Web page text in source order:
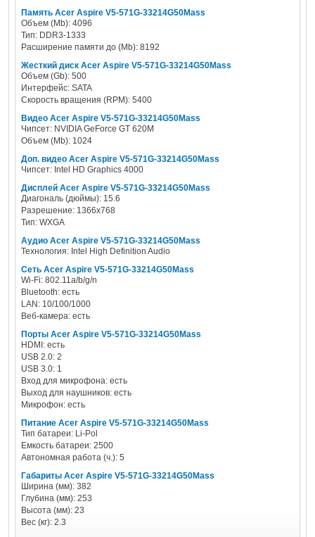
Память Acer Aspire V5-571G-33214G50Mass
Объем (Mb): 4096
Тип: DDR3-1333
Расширение памяти до (Mb): 8192
Жесткий диск Acer Aspire V5-571G-33214G50Mass
Объем (Gb): 500
Интерфейс: SATA
Скорость вращения (RPM): 5400
Видео Acer Aspire V5-571G-33214G50Mass
Чипсет: NVIDIA GeForce GT 620M
Объем (Mb): 1024
Доп. видео Acer Aspire V5-571G-33214G50Mass
Чипсет: Intel HD Graphics 4000
Дисплей Acer Aspire V5-571G-33214G50Mass
Диагональ (дюймы): 15.6
Разрешение: 1366x768
Тип: WXGA
Аудио Acer Aspire V5-571G-33214G50Mass
Технология: Intel High Definition Audio
Сеть Acer Aspire V5-571G-33214G50Mass
Wi-Fi: 802.11a/b/g/n
Bluetooth: есть
LAN: 10/100/1000
Веб-камера: есть
Порты Acer Aspire V5-571G-33214G50Mass
HDMI: есть
USB 2.0: 2
USB 3.0: 1
Вход для микрофона: есть
Выход для наушников: есть
Микрофон: есть
Питание Acer Aspire V5-571G-33214G50Mass
Тип батареи: Li-Pol
Емкость батареи: 2500
Автономная работа (ч.): 5
Габариты Acer Aspire V5-571G-33214G50Mass
Ширина (мм): 382
Глубина (мм): 253
Высота (мм): 23
Вес (кг): 2.3